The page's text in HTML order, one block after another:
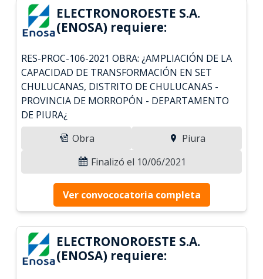
ELECTRONOROESTE S.A.
(ENOSA) requiere:
RES-PROC-106-2021 OBRA: ¿AMPLIACIÓN DE LA
CAPACIDAD DE TRANSFORMACIÓN EN SET
CHULUCANAS, DISTRITO DE CHULUCANAS -
PROVINCIA DE MORROPÓN - DEPARTAMENTO
DE PIURA¿
Obra
Piura
Finalizó el 10/06/2021
Ver convococatoria completa
ELECTRONOROESTE S.A.
(ENOSA) requiere: